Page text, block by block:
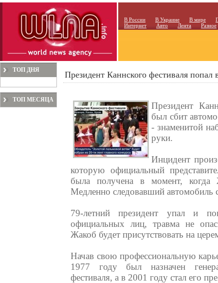
В России В Украине В мире
Интернет
Авто Лента Разное
ТОП ДНЯ
ТОП МЕСЯЦА
Президент Каннского фестиваля
Президент
был сбит
- знаменитой
руки.
Инцидент
которую официальный
была получена в момент,
Медленно следовавший автомобиль
79-летний президент упал и
официальных лиц, травма не
Жакоб будет присутствовать на
Начав свою профессиональную
1977 году был назначен
фестиваля, а в 2001 году стал его